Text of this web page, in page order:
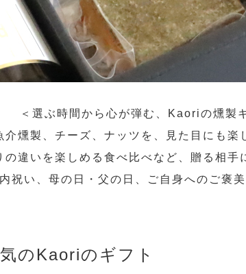
＜選ぶ時間から心が弾む、Kaoriの燻製
燻製、チーズ、ナッツを、見た目にも楽
違いを楽しめる食べ比べなど、贈る相手
祝い、母の日・父の日、ご自身へのご褒
のKaoriのギフト